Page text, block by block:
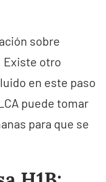
sobre
Existe otro
en este paso
puede tomar
para que se